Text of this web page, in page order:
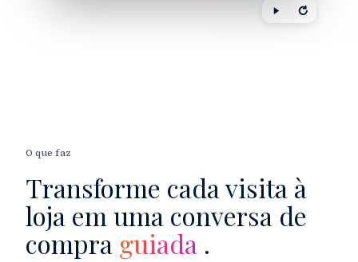
O que faz
Transforme cada visita à
loja em uma conversa de
compra guiada .